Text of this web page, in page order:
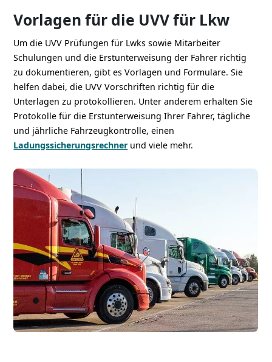
Vorlagen für die UVV für Lkw
Um die UVV Prüfungen für Lwks sowie Mitarbeiter
Schulungen und die Erstunterweisung der Fahrer richtig
zu dokumentieren, gibt es Vorlagen und Formulare. Sie
helfen dabei, die UVV Vorschriften richtig für die
Unterlagen zu protokollieren. Unter anderem erhalten Sie
Protokolle für die Erstunterweisung Ihrer Fahrer, tägliche
und jährliche Fahrzeugkontrolle, einen
Ladungssicherungsrechnerund viele mehr.